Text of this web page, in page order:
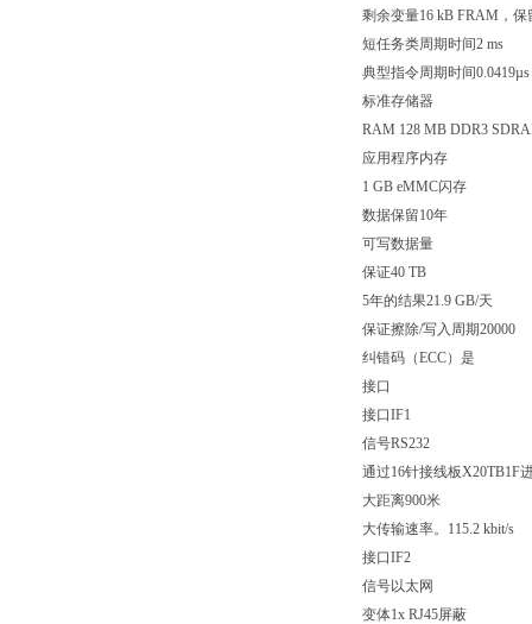
剩余变量16 kB FRAM，保
短任务类周期时间2 ms
典型指令周期时间0.0419µs
标准存储器
RAM 128 MB DDR3
应用程序内存
1 GB eMMC闪存
数据保留10年
可写数据量
保证40 TB
5年的结果21.9 GB/天
保证擦除/写入周期20000
纠错码（ECC）是
接口
接口IF1
信号RS232
通过16针接线板X20TB1F
大距离900米
大传输速率。115.2 kbit/s
接口IF2
信号以太网
变体1x RJ45屏蔽